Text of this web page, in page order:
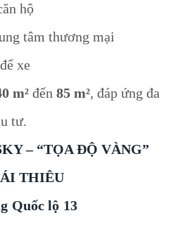
hộ
tâm thương mại
xe
m² đến 85 m², đáp ứng đa
tư.
– “TỌA ĐỘ VÀNG”
THIÊU
Quốc lộ 13